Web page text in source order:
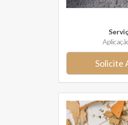
Solicite